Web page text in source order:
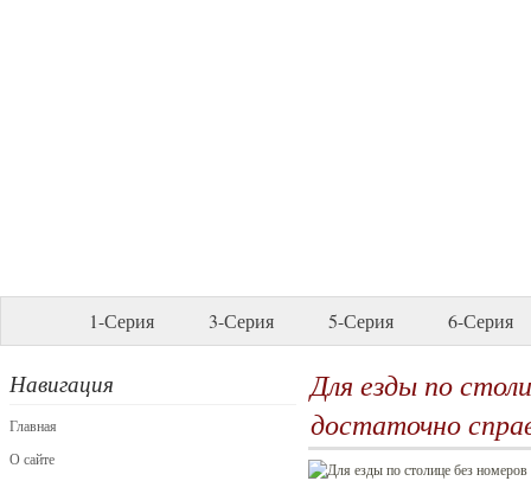
1-Серия 3-Серия 5-Серия 6-Серия
Навигация
Главная
О сайте
Для езды по
достаточно